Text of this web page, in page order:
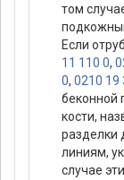
том
Если
11 110 0,
0, 0210 19
беконной
кости,
разделки
линиям,
случае